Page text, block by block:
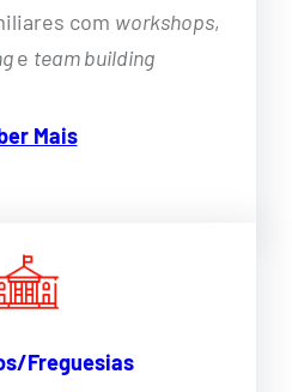
com workshops,
e team building
Mais
Freguesias